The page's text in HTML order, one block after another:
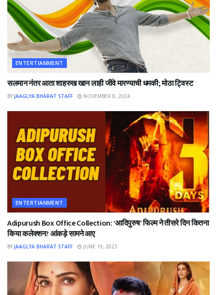
ENTERTIANMENT
सलमान नंतर आता शाहरुख खान लाही जीवे मारण्याची धमकी; मोठा ट्विस्ट
BY JAAGLYA BHARAT STAFF NOVEMBER 8, 2024
ENTERTIANMENT
Adipurush Box Office Collection: ‘आदिपुरुष’ फिल्म ने तीसरे दिन कितना
किया कलेक्शन? आंकड़े सामने आए
BY JAAGLYA BHARAT STAFF JUNE 19, 2023